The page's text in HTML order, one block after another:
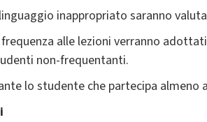
inappropriato saranno
alle lezioni verranno
non-frequentanti.
lo studente che partecipa almeno